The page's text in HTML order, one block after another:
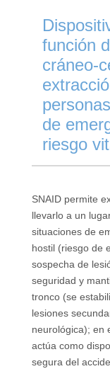
función
cráneo-
de
riesgo
SNAID permite
llevarlo a un
situaciones de
hostil (riesgo de
sospecha de
seguridad y
tronco (se
lesiones
neurológica); en
actúa como
segura del